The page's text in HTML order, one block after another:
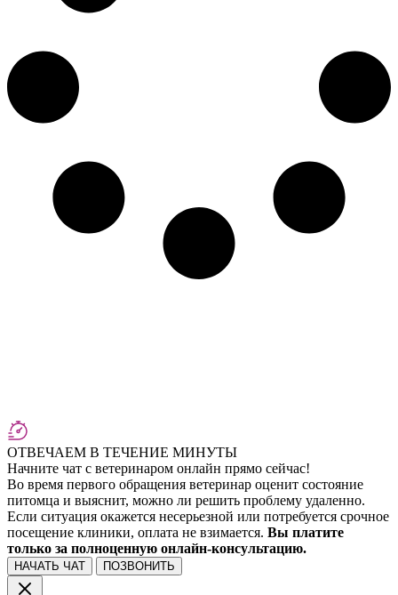
ОТВЕЧАЕМ В ТЕЧЕНИЕ МИНУТЫ
Начните чат с ветеринаром онлайн прямо сейчас!
Во время первого обращения ветеринар оценит состояние
питомца и выяснит, можно ли решить проблему удаленно.
Если ситуация окажется несерьезной или потребуется срочное
посещение клиники, оплата не взимается. Вы платите
только за полноценную онлайн-консультацию.
НАЧАТЬ ЧАТ ПОЗВОНИТЬ